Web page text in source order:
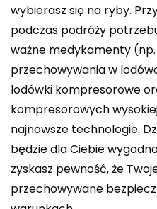
wybierasz się na ryby.
podczas podróży
ważne medykamenty
przechowywania w
lodówki kompresorowe
kompresorowych
najnowsze technologie.
będzie dla Ciebie
zyskasz pewność, że
przechowywane